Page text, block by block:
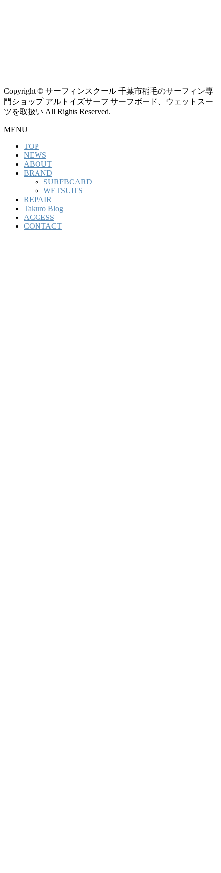
Copyright © サーフィンスクール 千葉市稲毛のサーフィン専
門ショップ アルトイズサーフ サーフボード、ウェットスー
ツを取扱い All Rights Reserved.
MENU
TOP
NEWS
ABOUT
BRAND
SURFBOARD
WETSUITS
REPAIR
Takuro Blog
ACCESS
CONTACT